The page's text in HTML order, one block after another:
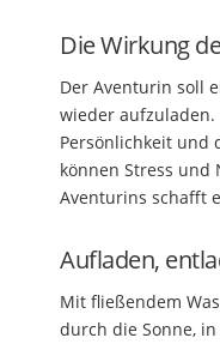
Die Wirkung
Der Aventurin soll
wieder
Persönlichkeit und
können Stress und
Aventurins schafft
Aufladen,
Mit fließendem
durch die Sonne,